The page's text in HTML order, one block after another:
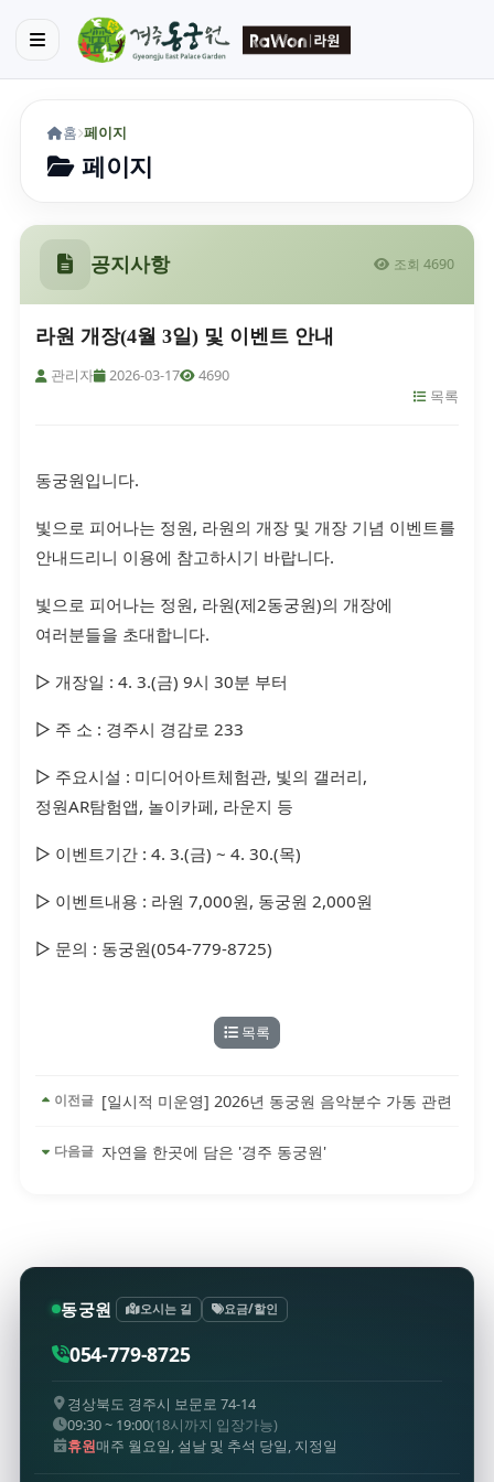
홈 페이지
페이지
공지사항 조회 4690
라원 개장(4월 3일) 및 이벤트 안내
관리자 2026-03-17
4690
목록
동궁원입니다.
빛으로 피어나는 정원, 라원의 개장 및 개장 기념 이벤트를
안내드리니 이용에 참고하시기 바랍니다.
빛으로 피어나는 정원, 라원(제2동궁원)의 개장에
여러분들을 초대합니다.
▷ 개장일 : 4. 3.(금) 9시 30분 부터
▷ 주 소 : 경주시 경감로 233
▷ 주요시설 : 미디어아트체험관, 빛의 갤러리,
정원AR탐험앱, 놀이카페, 라운지 등
▷ 이벤트기간 : 4. 3.(금) ~ 4. 30.(목)
▷ 이벤트내용 : 라원 7,000원, 동궁원 2,000원
▷ 문의 : 동궁원(054-779-8725)
목록
이전글 [일시적 미운영] 2026년 동궁원 음악분수 가동 관련
다음글 자연을 한곳에 담은 '경주 동궁원'
동궁원 오시는 길 요금/할인
054-779-8725
경상북도 경주시 보문로 74-14
09:30 ~ 19:00(18시까지 입장가능)
휴원매주 월요일, 설날 및 추석 당일, 지정일